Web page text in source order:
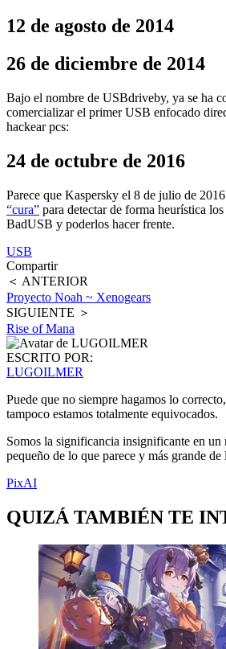
12 de agosto de 2014
26 de diciembre de 2014
Bajo el nombre de USBdriveby, ya se ha
comercializar el primer USB enfocado
hackear pcs:
24 de octubre de 2016
Parece que Kaspersky el 8 de julio de
“cura” para detectar de forma heurística
BadUSB y poderlos hacer frente.
USB
Compartir
＜ ANTERIOR
Proyecto Noah ~ Xenogears
SIGUIENTE ＞
Rise of Mana
ESCRITO POR:
LUGOILMER
Puede que no siempre hagamos lo
tampoco estamos totalmente equivocados.
Somos la significancia insignificante en un
pequeño de lo que parece y más grande de
PixAI
QUIZÁ TAMBIÉN TE